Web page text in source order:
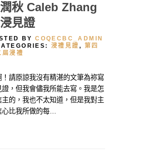
秋 Caleb Zhang
見證
BYCOQECBC_ADMIN
浸禮見證, 第四
屆浸禮
！請原諒我沒有精湛的文筆為祢寫
證，但我會儘我所能去寫。我是怎
主的，我也不太知道，但是我對主
心比我所做的每…